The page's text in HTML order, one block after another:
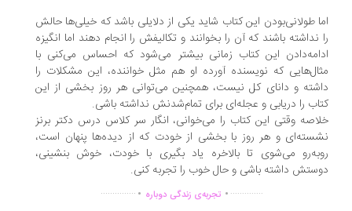
طولانی‌بودن این کتاب شاید یکی از دلایلی باشد که خیلی‌ها حالش
نداشته باشند که آن را بخوانند و تکالیفش را انجام دهند اما انگیزه
این کتاب زمانی بیشتر می‌شود که احساس می‌کنی با
که نویسنده آورده او هم مثل خواننده، این مشکلات را
و دانای کل نیست، همچنین می‌توانی هر روز بخشی از این
را دریابی و عجله‌ای برای تمام‌شدنش نداشته باشی.
وقتی این کتاب را می‌خوانی، انگار سر کلاس درس دکتر برنز
و هر روز با بخشی از خودت که از دیده‌ها پنهان است،
می‌شوی تا بالاخره یاد بگیری با خودت، خوش بنشینی،
داشته باشی و حال خوب را تجربه کنی.
................تجربه‌ی زندگی دوباره ...............